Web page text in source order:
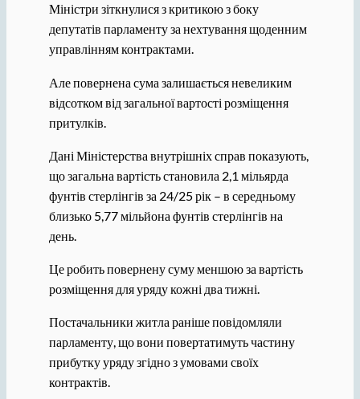
Міністри зіткнулися з критикою з боку
депутатів парламенту за нехтування щоденним
управлінням контрактами.
Але повернена сума залишається невеликим
відсотком від загальної вартості розміщення
притулків.
Дані Міністерства внутрішніх справ показують,
що загальна вартість становила 2,1 мільярда
фунтів стерлінгів за 24/25 рік – в середньому
близько 5,77 мільйона фунтів стерлінгів на
день.
Це робить повернену суму меншою за вартість
розміщення для уряду кожні два тижні.
Постачальники житла раніше повідомляли
парламенту, що вони повертатимуть частину
прибутку уряду згідно з умовами своїх
контрактів.